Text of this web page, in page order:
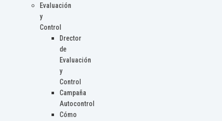
Evaluación
y
Control
Drector
de
Evaluación
y
Control
Campaña
Autocontrol
Cómo